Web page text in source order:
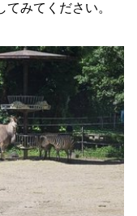
みてください。